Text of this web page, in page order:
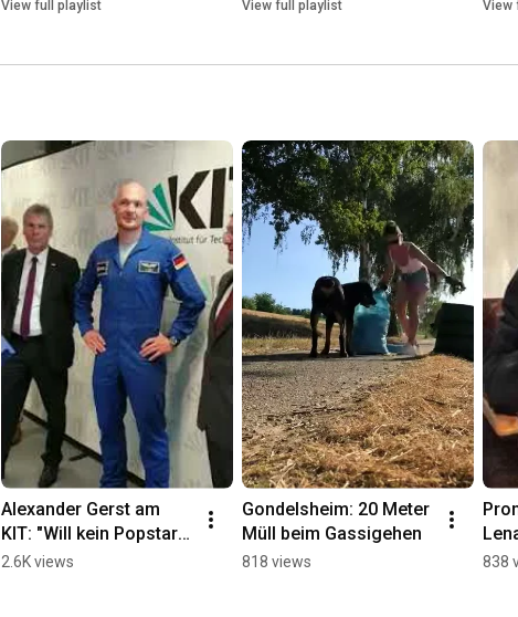
View full playlist View full playlist View
Alexander Gerst am
KIT: "Will kein Popstar
sein!"
2.6K views
Gondelsheim: 20 Meter
Müll beim Gassigehen
818 views 838